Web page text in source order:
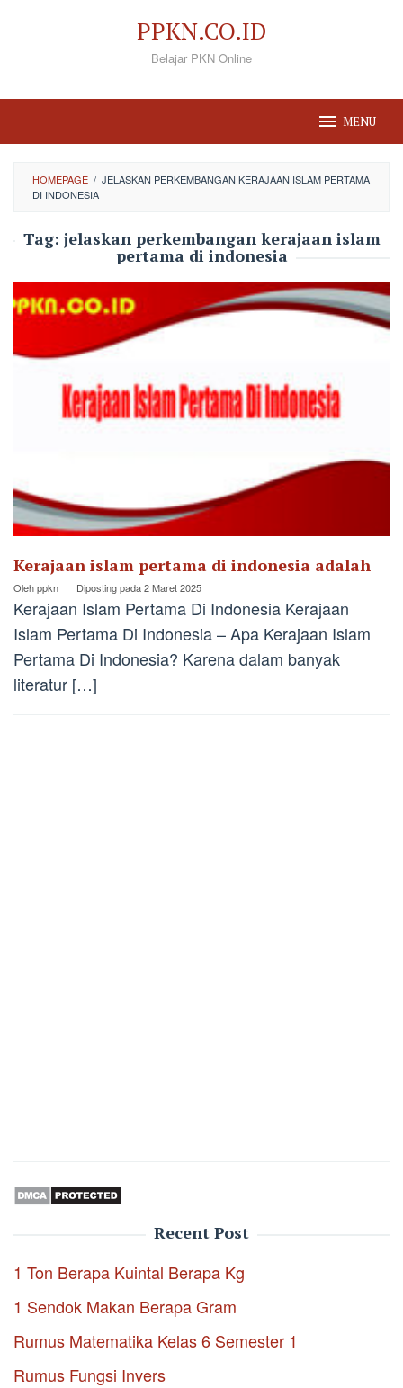
PPKN.CO.ID
Belajar PKN Online
MENU
HOMEPAGE / JELASKAN PERKEMBANGAN KERAJAAN ISLAM PERTAMA
DI INDONESIA
Tag: jelaskan perkembangan kerajaan islam
pertama di indonesia
Kerajaan islam pertama di indonesia adalah
Olehppkn Diposting pada2 Maret 2025
Kerajaan Islam Pertama Di Indonesia Kerajaan
Islam Pertama Di Indonesia – Apa Kerajaan Islam
Pertama Di Indonesia? Karena dalam banyak
literatur […]
Recent Post
1 Ton Berapa Kuintal Berapa Kg
1 Sendok Makan Berapa Gram
Rumus Matematika Kelas 6 Semester 1
Rumus Fungsi Invers